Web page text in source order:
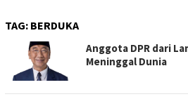
TAG: BERDUKA
Anggota DPR dari
Meninggal Dunia